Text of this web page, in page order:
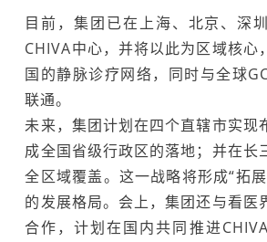
目前，集团已在上海、北京、深
CHIVA中心，并将以此为区域核心
国的静脉诊疗网络，同时与全球
联通。
未来，集团计划在四个直辖市实现
成全国省级行政区的落地；并在长
全区域覆盖。这一战略将形成“拓
的发展格局。会上，集团还与看医
合作，计划在国内共同推进